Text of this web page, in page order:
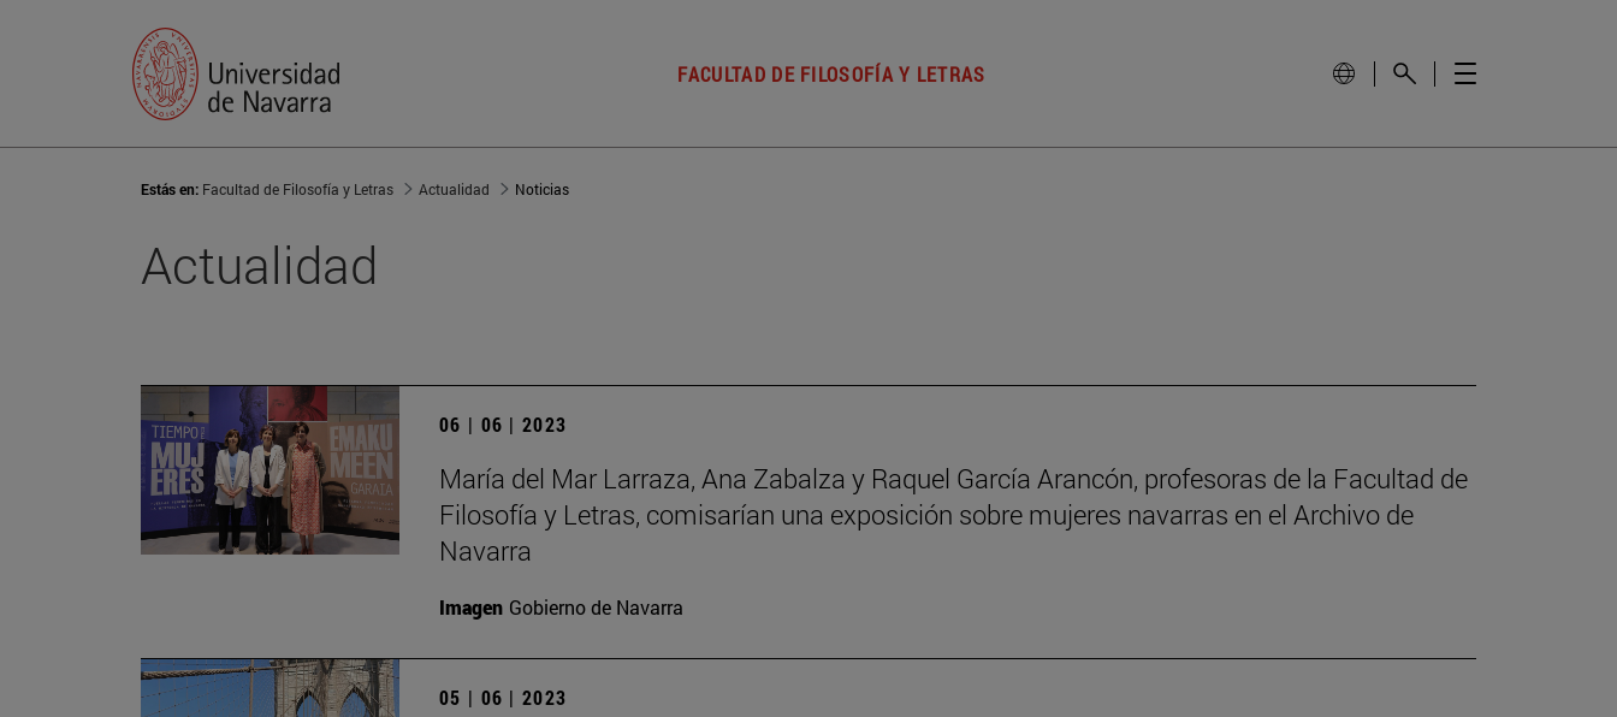
FACULTAD DE FILOSOFÍA Y LETRAS
Estás en: Facultad de Filosofía y Letras Actualidad Noticias
Actualidad
06 | 06 | 2023
María del Mar Larraza, Ana Zabalza y Raquel García Arancón, profesoras de la Facultad de
Filosofía y Letras, comisarían una exposición sobre mujeres navarras en el Archivo de
Navarra
Imagen Gobierno de Navarra
05 | 06 | 2023